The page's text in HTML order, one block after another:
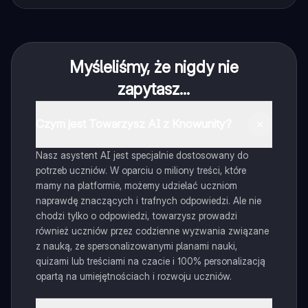
Myśleliśmy, że nigdy nie
zapytasz...
Nasz asystent AI jest specjalnie dostosowany do
potrzeb uczniów. W oparciu o miliony treści, które
mamy na platformie, możemy udzielać uczniom
naprawdę znaczących i trafnych odpowiedzi. Ale nie
chodzi tylko o odpowiedzi, towarzysz prowadzi
również uczniów przez codzienne wyzwania związane
z nauką, ze spersonalizowanymi planami nauki,
quizami lub treściami na czacie i 100% personalizacją
opartą na umiejętnościach i rozwoju uczniów.